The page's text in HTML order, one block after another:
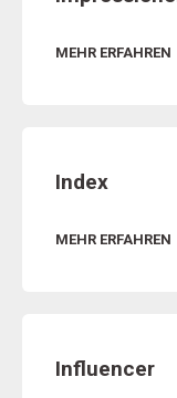
MEHR ERFAHREN
Index
MEHR ERFAHREN
Influencer